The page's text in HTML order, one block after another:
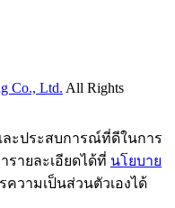
Co., Ltd. All Rights
ะประสบการณ์ที่ดีในการ
ายละเอียดได้ที่ นโยบาย
วามเป็นส่วนตัวเองได้